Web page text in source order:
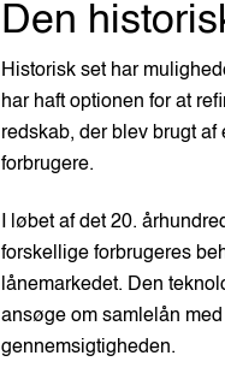
Den
Historisk set har
har haft optionen for at
redskab, der blev brugt
forbrugere.
I løbet af det 20.
forskellige forbrugeres
lånemarkedet. Den
ansøge om samlelån
gennemsigtigheden.